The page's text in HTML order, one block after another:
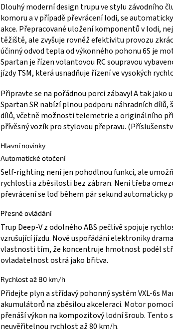
Dlouhý moderní design trupu ve stylu závodního
komoru a v případě převrácení lodi, se
akce. Přepracované uložení komponentů v lodi,
těžiště, ale zvyšuje rovněž efektivitu provozu
účinný odvod tepla od výkonného pohonu 6S je
Spartan je řízen volantovou RC soupravou
jízdy TSM, která usnadňuje řízení ve vysokých
Připravte se na pořádnou porci zábavy! A tak jako
Spartan SR nabízí plnou podporu náhradních
dílů, včetně možnosti telemetrie a originálního
přívěsný vozík pro stylovou přepravu.
Hlavní novinky
Automatické otočení
Self-righting není jen pohodlnou funkcí, ale
rychlosti a zběsilosti bez zábran. Není třeba
převrácení se loď během pár sekund automaticky
Přesné ovládání
Trup Deep-V z odolného ABS pečlivě spojuje
vzrušující jízdu. Nové uspořádání elektroniky
vlastnosti tím, že koncentruje hmotnost podél
ovladatelnost ostrá jako břitva.
Rychlost až 80 km/h
Přidejte plyn a střídavý pohonný systém VXL-6s
akumulátorů na zběsilou akceleraci. Motor
přenáší výkon na kompozitový lodní šroub. Tento
neuvěřitelnou rychlost až 80 km/h.